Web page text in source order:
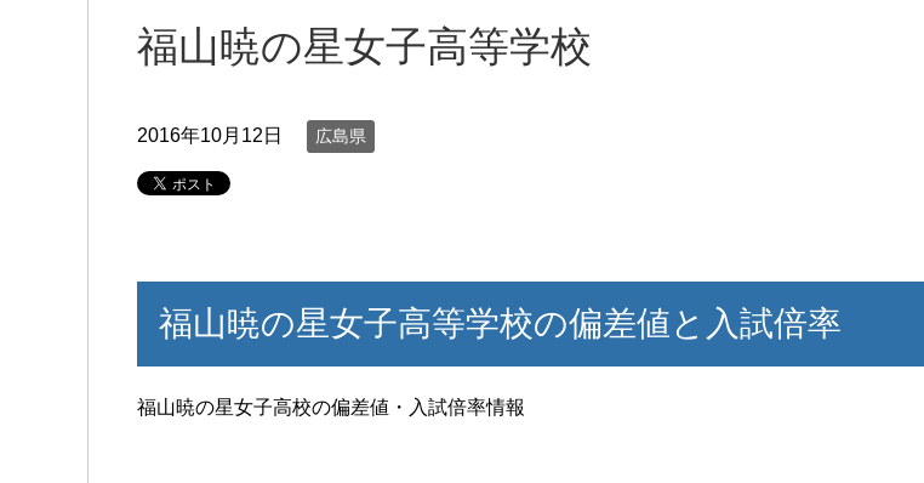
福山暁の星女子高等学校
2016年10月12日 広島県
福山暁の星女子高等学校の偏差値と入試倍率
福山暁の星女子高校の偏差値・入試倍率情報